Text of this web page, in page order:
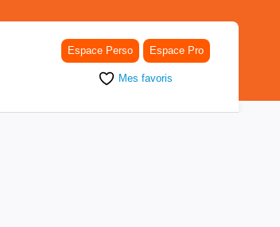
Espace Perso Espace Pro
Mes favoris